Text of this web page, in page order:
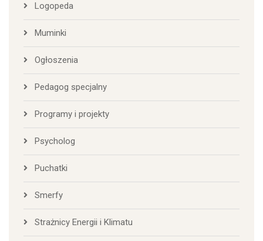
Logopeda
Muminki
Ogłoszenia
Pedagog specjalny
Programy i projekty
Psycholog
Puchatki
Smerfy
Strażnicy Energii i Klimatu